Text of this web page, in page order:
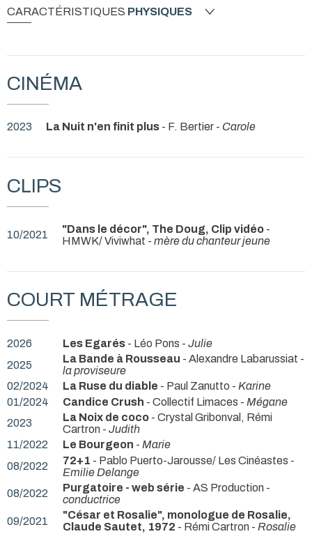
CARACTÉRISTIQUES PHYSIQUES
CINÉMA
2023 La Nuit n'en finit plus - F. Bertier - Carole
CLIPS
10/2021 "Dans le décor", The Doug, Clip vidéo -
HMWK/ Viviwhat - mère du chanteur jeune
COURT MÉTRAGE
2026 Les Egarés - Léo Pons - Julie
2025
La Bande à Rousseau - Alexandre Labarussiat -
la proviseure
02/2024
La Ruse du diable - Paul Zanutto - Karine
01/2024
Candice Crush - Collectif Limaces - Mégane
2023
La Noix de coco - Crystal Gribonval, Rémi
Cartron - Judith
11/2022
Le Bourgeon - Marie
08/2022
72+1 - Pablo Puerto-Jarousse/ Les Cinéastes -
Emilie Delange
08/2022
Purgatoire - web série - AS Production -
conductrice
09/2021
"César et Rosalie", monologue de Rosalie,
Claude Sautet, 1972 - Rémi Cartron - Rosalie